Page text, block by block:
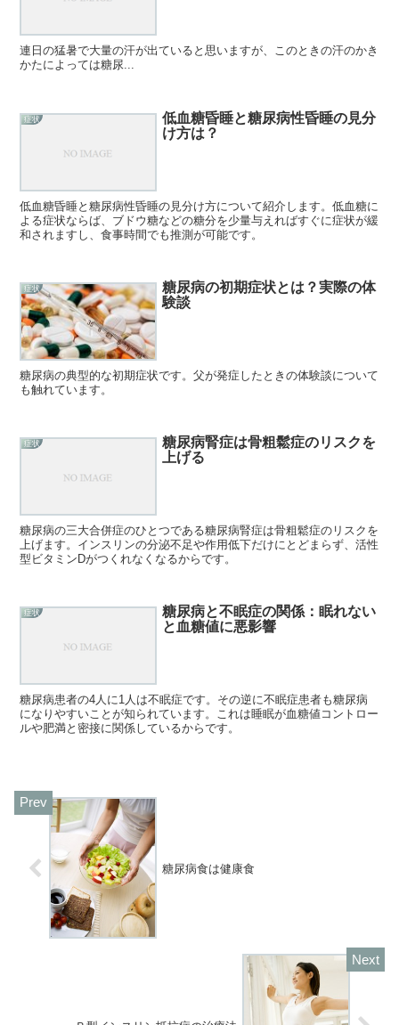
連日の猛暑で大量の汗が出ていると思いますが、このときの汗のかき
かたによっては糖尿...
症状
低血糖昏睡と糖尿病性昏睡の見分
け方は？
低血糖昏睡と糖尿病性昏睡の見分け方について紹介します。低血糖に
よる症状ならば、ブドウ糖などの糖分を少量与えればすぐに症状が緩
和されますし、食事時間でも推測が可能です。
症状
糖尿病の初期症状とは？実際の体
験談
糖尿病の典型的な初期症状です。父が発症したときの体験談について
も触れています。
症状
糖尿病腎症は骨粗鬆症のリスクを
上げる
糖尿病の三大合併症のひとつである糖尿病腎症は骨粗鬆症のリスクを
上げます。インスリンの分泌不足や作用低下だけにとどまらず、活性
型ビタミンDがつくれなくなるからです。
症状
糖尿病と不眠症の関係：眠れない
と血糖値に悪影響
糖尿病患者の4人に1人は不眠症です。その逆に不眠症患者も糖尿病
になりやすいことが知られています。これは睡眠が血糖値コントロー
ルや肥満と密接に関係しているからです。
糖尿病食は健康食